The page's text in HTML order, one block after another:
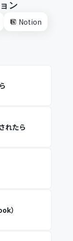
ン
Notion
れたら
）